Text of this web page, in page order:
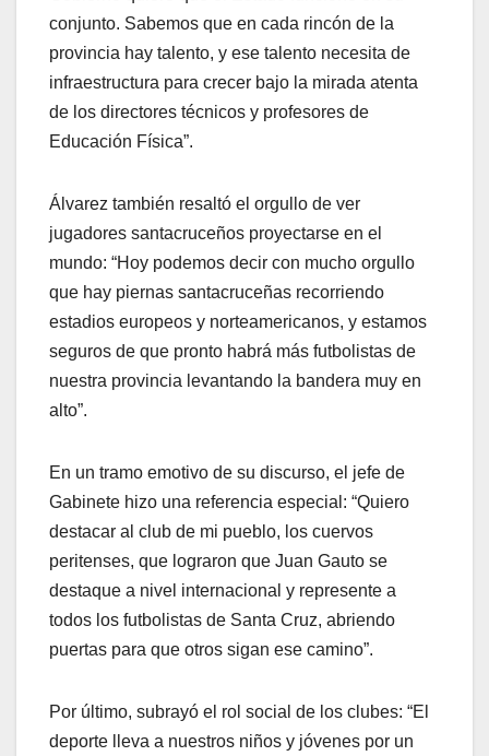
conjunto. Sabemos que en cada rincón de la
provincia hay talento, y ese talento necesita de
infraestructura para crecer bajo la mirada atenta
de los directores técnicos y profesores de
Educación Física”.
Álvarez también resaltó el orgullo de ver
jugadores santacruceños proyectarse en el
mundo: “Hoy podemos decir con mucho orgullo
que hay piernas santacruceñas recorriendo
estadios europeos y norteamericanos, y estamos
seguros de que pronto habrá más futbolistas de
nuestra provincia levantando la bandera muy en
alto”.
En un tramo emotivo de su discurso, el jefe de
Gabinete hizo una referencia especial: “Quiero
destacar al club de mi pueblo, los cuervos
peritenses, que lograron que Juan Gauto se
destaque a nivel internacional y represente a
todos los futbolistas de Santa Cruz, abriendo
puertas para que otros sigan ese camino”.
Por último, subrayó el rol social de los clubes: “El
deporte lleva a nuestros niños y jóvenes por un